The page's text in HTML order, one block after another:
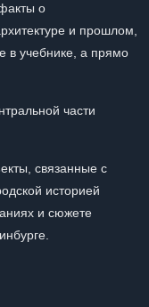
о
и прошлом,
в учебнике, а прямо
части
связанные с
историей
и сюжете